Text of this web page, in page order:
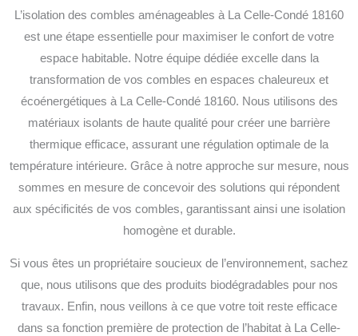
L’isolation des combles aménageables à La Celle-Condé 18160
est une étape essentielle pour maximiser le confort de votre
espace habitable. Notre équipe dédiée excelle dans la
transformation de vos combles en espaces chaleureux et
écoénergétiques à La Celle-Condé 18160. Nous utilisons des
matériaux isolants de haute qualité pour créer une barrière
thermique efficace, assurant une régulation optimale de la
température intérieure. Grâce à notre approche sur mesure, nous
sommes en mesure de concevoir des solutions qui répondent
aux spécificités de vos combles, garantissant ainsi une isolation
homogène et durable.
Si vous êtes un propriétaire soucieux de l’environnement, sachez
que, nous utilisons que des produits biodégradables pour nos
travaux. Enfin, nous veillons à ce que votre toit reste efficace
dans sa fonction première de protection de l’habitat à La Celle-